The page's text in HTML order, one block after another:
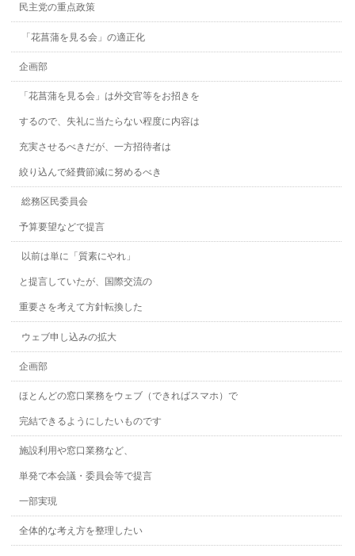
民主党の重点政策
「花菖蒲を見る会」の適正化
企画部
「花菖蒲を見る会」は外交官等をお招きを
するので、失礼に当たらない程度に内容は
充実させるべきだが、一方招待者は
絞り込んで経費節減に努めるべき
総務区民委員会
予算要望などで提言
以前は単に「質素にやれ」
と提言していたが、国際交流の
重要さを考えて方針転換した
ウェブ申し込みの拡大
企画部
ほとんどの窓口業務をウェブ（できればスマホ）で
完結できるようにしたいものです
施設利用や窓口業務など、
単発で本会議・委員会等で提言
一部実現
全体的な考え方を整理したい